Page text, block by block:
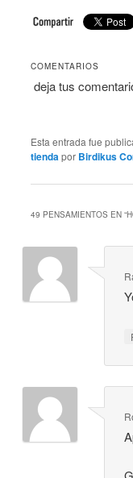
COMENTARIOS
deja tus
Esta entrada fue
tiendapor Birdikus
49 PENSAMIENTOS EN “